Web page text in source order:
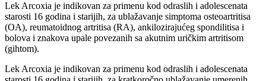
Lek Arcoxia je indikovan za primenu kod odraslih i adolescenata
starosti 16 godina i starijih, za ublažavanje simptoma osteoartritisa
(OA), reumatoidnog artritisa (RA), ankilozirajućeg spondilitisa i
bolova i znakova upale povezanih sa akutnim uričkim artritisom
(gihtom).
Lek Arcoxia je indikovan za primenu kod odraslih i adolescenata